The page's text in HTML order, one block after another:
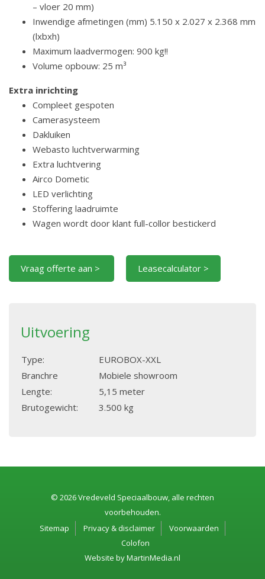
– vloer 20 mm)
Inwendige afmetingen (mm) 5.150 x 2.027 x 2.368 mm
(lxbxh)
Maximum laadvermogen: 900 kg!!
Volume opbouw: 25 m³
Extra inrichting
Compleet gespoten
Camerasysteem
Dakluiken
Webasto luchtverwarming
Extra luchtvering
Airco Dometic
LED verlichting
Stoffering laadruimte
Wagen wordt door klant full-collor bestickerd
Vraag offerte aan > Leasecalculator >
Uitvoering
Type:
EUROBOX-XXL
Branchre
Mobiele showroom
Lengte:
5,15 meter
Brutogewicht:
3.500 kg
© 2026 Vredeveld Speciaalbouw, alle rechten
voorbehouden.
Sitemap
Privacy & disclaimer
Voorwaarden
Colofon
Website byMartinMedia.nl